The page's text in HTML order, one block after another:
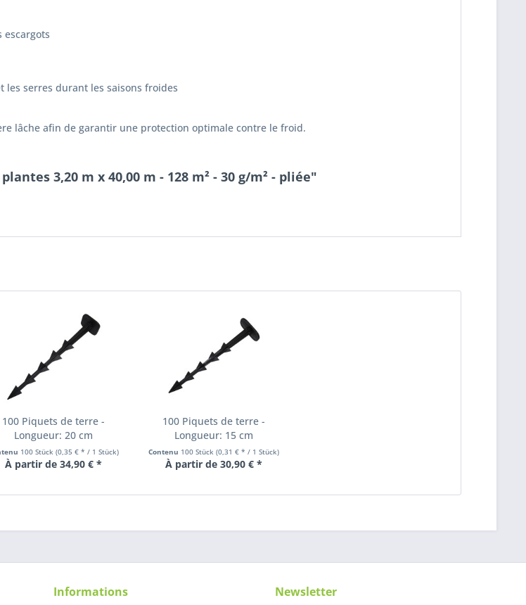
escargots
les serres durant les saisons froides
lâche afin de garantir une protection optimale contre le froid.
3,20 m x 40,00 m - 128 m² - 30 g/m² - pliée"
100 Piquets de terre -
Longueur: 20 cm
100 Stück (0,35 € * / 1 Stück)
À partir de 34,90 € *
100 Piquets de terre -
Longueur: 15 cm
Contenu 100 Stück (0,31 € * / 1 Stück)
À partir de 30,90 € *
Informations Newsletter